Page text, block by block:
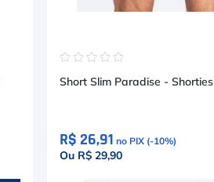
☆☆☆☆☆
Short Slim Paradise - Shorties
R$ 26,91 no PIX (-10%)
Ou R$ 29,90